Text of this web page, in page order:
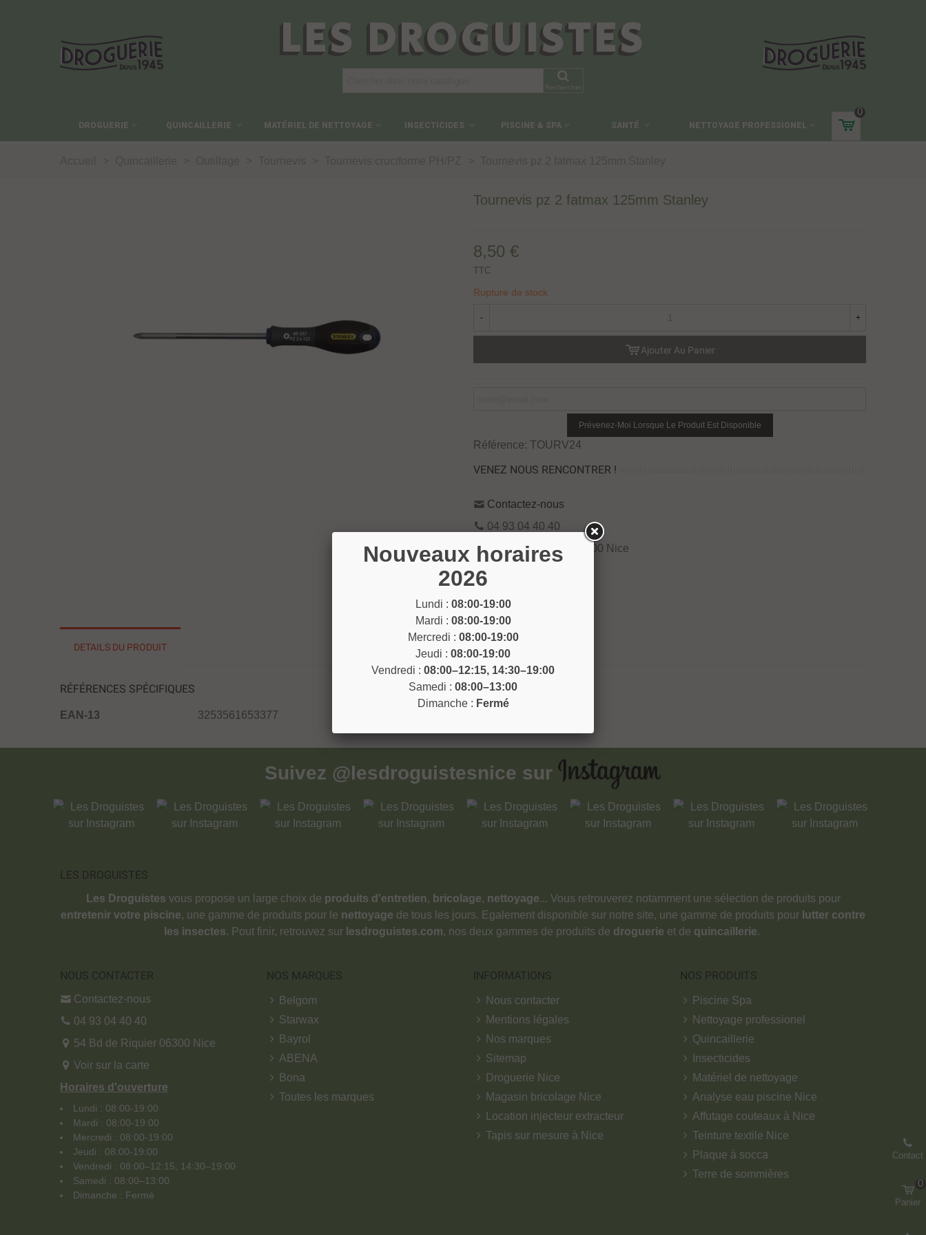
LES DROGUISTES
Rechercher
DROGUERIE QUINCAILLERIE MATÉRIEL DE NETTOYAGE INSECTICIDES PISCINE & SPA SANTÉ NETTOYAGE PROFESSIONEL
0
Tournevis pz 2 fatmax 125mm Stanley
8,50 €
TTC
Rupture de stock
- +
Ajouter Au Panier
Prévenez-Moi Lorsque Le Produit Est Disponible
Référence: TOURV24
VENEZ NOUS RENCONTRER !
Contactez-nous
04 93 04 40 40
54 Bd de Riquier 06300 Nice
DETAILS DU PRODUIT
RÉFÉRENCES SPÉCIFIQUES
EAN-13 3253561653377
Suivez @lesdroguistesnice sur
LES DROGUISTES
Les Droguistes vous propose un large choix de produits d'entretien, bricolage, nettoyage... Vous retrouverez notamment une sélection de produits pour
entretenir votre piscine, une gamme de produits pour le nettoyage de tous les jours. Egalement disponible sur notre site, une gamme de produits pour lutter contre
les insectes. Pout finir, retrouvez sur lesdroguistes.com, nos deux gammes de produits de droguerie et de quincaillerie.
NOUS CONTACTER
Contactez-nous
04 93 04 40 40
54 Bd de Riquier 06300 Nice
Voir sur la carte
Horaires d'ouverture
Lundi : 08:00-19:00
Mardi : 08:00-19:00
Mercredi : 08:00-19:00
Jeudi : 08:00-19:00
Vendredi : 08:00–12:15, 14:30–19:00
Samedi : 08:00–13:00
Dimanche : Fermé
NOS MARQUES
Belgom
Starwax
Bayrol
ABENA
Bona
Toutes les marques
INFORMATIONS
Nous contacter
Mentions légales
Nos marques
Sitemap
Droguerie Nice
Magasin bricolage Nice
Location injecteur extracteur
Tapis sur mesure à Nice
NOS PRODUITS
Piscine Spa
Nettoyage professionel
Quincaillerie
Insecticides
Matériel de nettoyage
Analyse eau piscine Nice
Affutage couteaux à Nice
Teinture textile Nice
Plaque à socca
Terre de sommières
Contact
Panier
0
Nouveaux horaires
2026
Lundi : 08:00-19:00
Mardi : 08:00-19:00
Mercredi : 08:00-19:00
Jeudi : 08:00-19:00
Vendredi : 08:00–12:15, 14:30–19:00
Samedi : 08:00–13:00
Dimanche : Fermé